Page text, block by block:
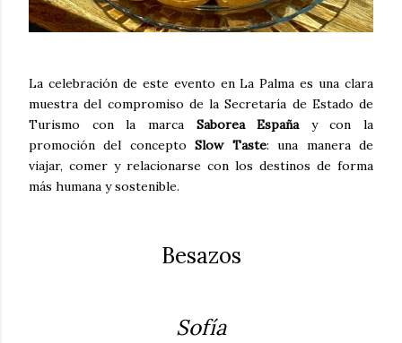
La celebración de este evento en La Palma es una clara
muestra del compromiso de la Secretaría de Estado de
Turismo con la marca Saborea Españay con la
promoción del conceptoSlow Taste: una manera de
viajar, comer y relacionarse con los destinos de forma
más humana y sostenible.
Besazos
Sofía